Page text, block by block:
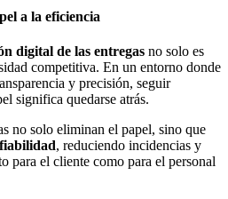
a la eficiencia
digital de las entregas no solo es
competitiva. En un entorno donde
y precisión, seguir
significa quedarse atrás.
no solo eliminan el papel, sino que
, reduciendo incidencias y
para el cliente como para el personal